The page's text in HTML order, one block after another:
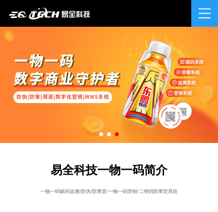
易全科技一物一码简介
一物一码赋码追溯/防伪/防窜货/一物一码营销/二维码防窜货系统